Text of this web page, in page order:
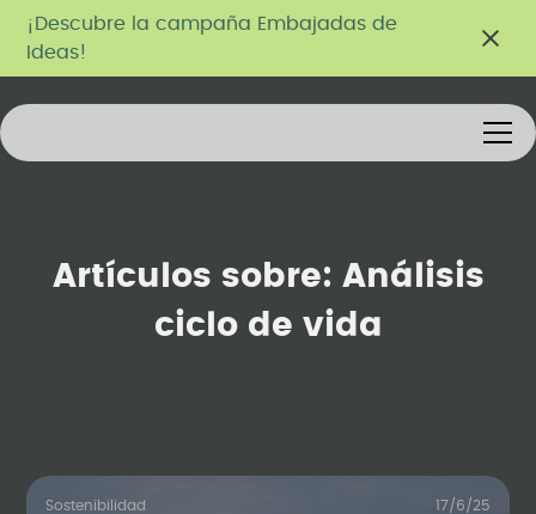
¡Descubre la campaña Embajadas de
Ideas!
Artículos sobre: Análisis
ciclo de vida
Sostenibilidad 17/6/25